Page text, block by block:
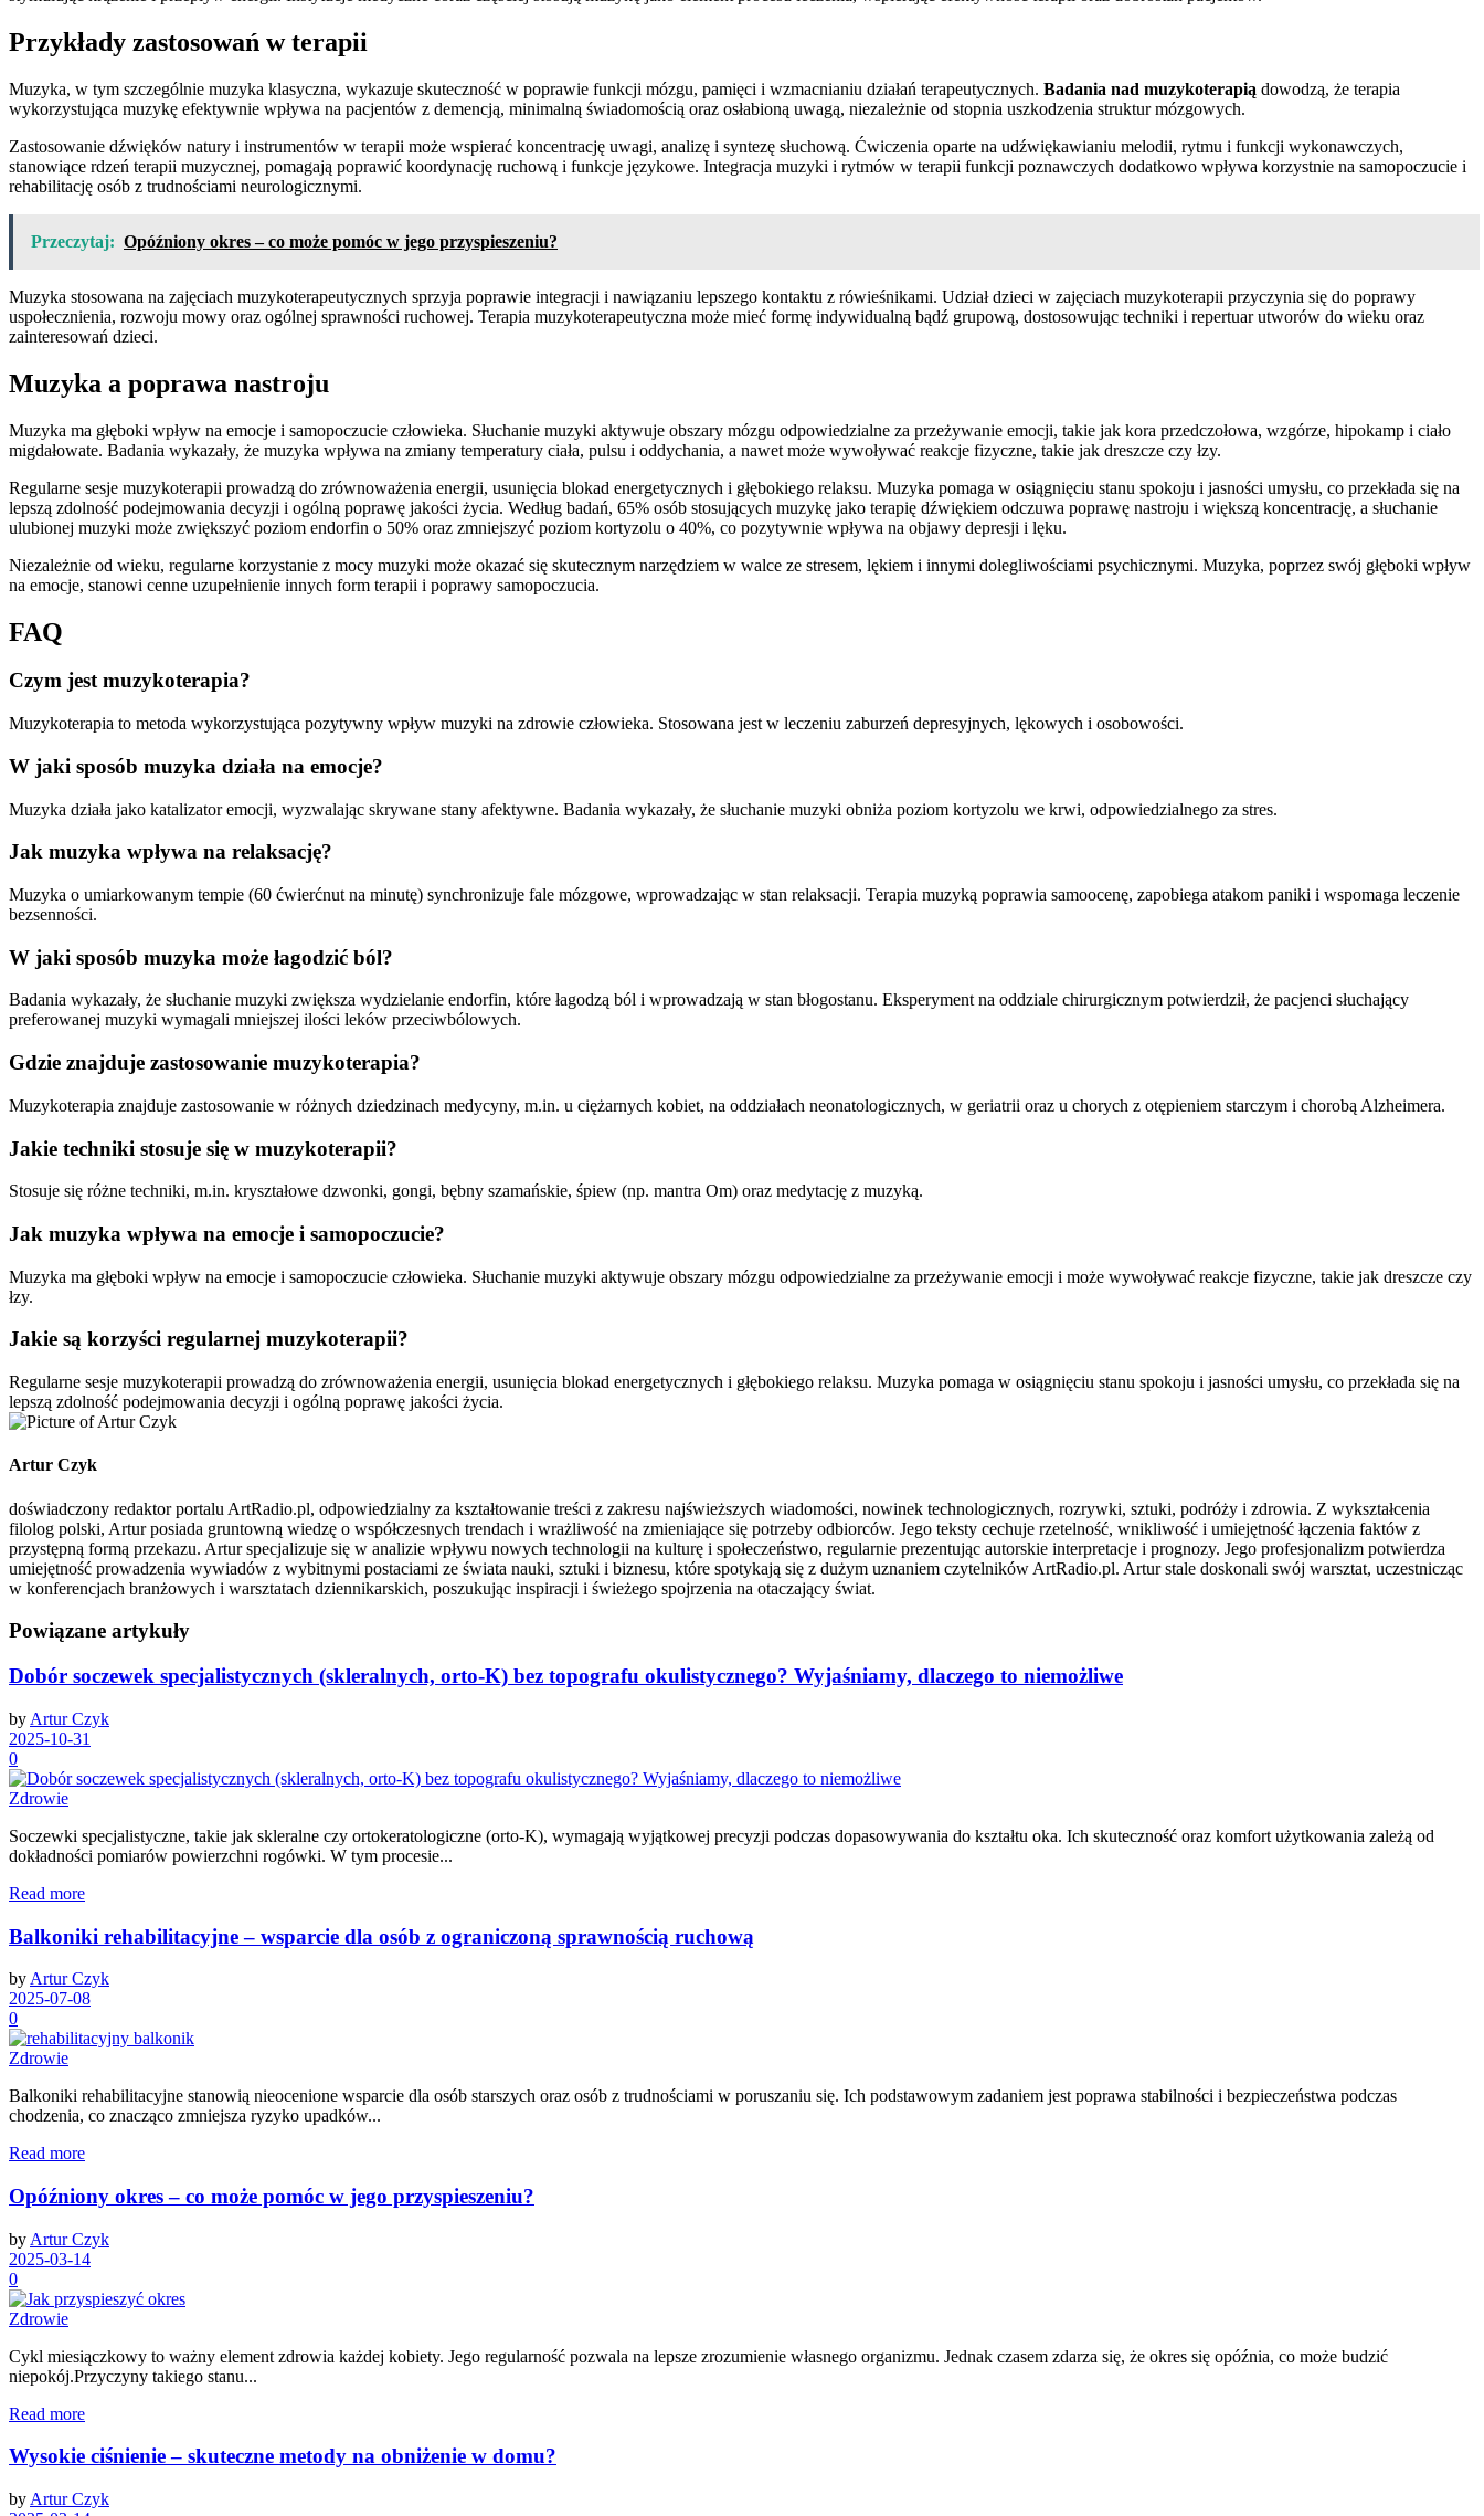
Przykłady zastosowań w terapii
Muzyka, w tym szczególnie muzyka klasyczna, wykazuje skuteczność w poprawie funkcji mózgu, pamięci i wzmacnianiu działań terapeutycznych. Badania nad muzykoterapią dowodzą, że terapia
wykorzystująca muzykę efektywnie wpływa na pacjentów z demencją, minimalną świadomością oraz osłabioną uwagą, niezależnie od stopnia uszkodzenia struktur mózgowych.
Zastosowanie dźwięków natury i instrumentów w terapii może wspierać koncentrację uwagi, analizę i syntezę słuchową. Ćwiczenia oparte na udźwiękawianiu melodii, rytmu i funkcji wykonawczych,
stanowiące rdzeń terapii muzycznej, pomagają poprawić koordynację ruchową i funkcje językowe. Integracja muzyki i rytmów w terapii funkcji poznawczych dodatkowo wpływa korzystnie na samopoczucie i
rehabilitację osób z trudnościami neurologicznymi.
Przeczytaj: Opóźniony okres – co może pomóc w jego przyspieszeniu?
Muzyka stosowana na zajęciach muzykoterapeutycznych sprzyja poprawie integracji i nawiązaniu lepszego kontaktu z rówieśnikami. Udział dzieci w zajęciach muzykoterapii przyczynia się do poprawy
uspołecznienia, rozwoju mowy oraz ogólnej sprawności ruchowej. Terapia muzykoterapeutyczna może mieć formę indywidualną bądź grupową, dostosowując techniki i repertuar utworów do wieku oraz
zainteresowań dzieci.
Muzyka a poprawa nastroju
Muzyka ma głęboki wpływ na emocje i samopoczucie człowieka. Słuchanie muzyki aktywuje obszary mózgu odpowiedzialne za przeżywanie emocji, takie jak kora przedczołowa, wzgórze, hipokamp i ciało
migdałowate. Badania wykazały, że muzyka wpływa na zmiany temperatury ciała, pulsu i oddychania, a nawet może wywoływać reakcje fizyczne, takie jak dreszcze czy łzy.
Regularne sesje muzykoterapii prowadzą do zrównoważenia energii, usunięcia blokad energetycznych i głębokiego relaksu. Muzyka pomaga w osiągnięciu stanu spokoju i jasności umysłu, co przekłada się na
lepszą zdolność podejmowania decyzji i ogólną poprawę jakości życia. Według badań, 65% osób stosujących muzykę jako terapię dźwiękiem odczuwa poprawę nastroju i większą koncentrację, a słuchanie
ulubionej muzyki może zwiększyć poziom endorfin o 50% oraz zmniejszyć poziom kortyzolu o 40%, co pozytywnie wpływa na objawy depresji i lęku.
Niezależnie od wieku, regularne korzystanie z mocy muzyki może okazać się skutecznym narzędziem w walce ze stresem, lękiem i innymi dolegliwościami psychicznymi. Muzyka, poprzez swój głęboki wpływ
na emocje, stanowi cenne uzupełnienie innych form terapii i poprawy samopoczucia.
FAQ
Czym jest muzykoterapia?
Muzykoterapia to metoda wykorzystująca pozytywny wpływ muzyki na zdrowie człowieka. Stosowana jest w leczeniu zaburzeń depresyjnych, lękowych i osobowości.
W jaki sposób muzyka działa na emocje?
Muzyka działa jako katalizator emocji, wyzwalając skrywane stany afektywne. Badania wykazały, że słuchanie muzyki obniża poziom kortyzolu we krwi, odpowiedzialnego za stres.
Jak muzyka wpływa na relaksację?
Muzyka o umiarkowanym tempie (60 ćwierćnut na minutę) synchronizuje fale mózgowe, wprowadzając w stan relaksacji. Terapia muzyką poprawia samoocenę, zapobiega atakom paniki i wspomaga leczenie
bezsenności.
W jaki sposób muzyka może łagodzić ból?
Badania wykazały, że słuchanie muzyki zwiększa wydzielanie endorfin, które łagodzą ból i wprowadzają w stan błogostanu. Eksperyment na oddziale chirurgicznym potwierdził, że pacjenci słuchający
preferowanej muzyki wymagali mniejszej ilości leków przeciwbólowych.
Gdzie znajduje zastosowanie muzykoterapia?
Muzykoterapia znajduje zastosowanie w różnych dziedzinach medycyny, m.in. u ciężarnych kobiet, na oddziałach neonatologicznych, w geriatrii oraz u chorych z otępieniem starczym i chorobą Alzheimera.
Jakie techniki stosuje się w muzykoterapii?
Stosuje się różne techniki, m.in. kryształowe dzwonki, gongi, bębny szamańskie, śpiew (np. mantra Om) oraz medytację z muzyką.
Jak muzyka wpływa na emocje i samopoczucie?
Muzyka ma głęboki wpływ na emocje i samopoczucie człowieka. Słuchanie muzyki aktywuje obszary mózgu odpowiedzialne za przeżywanie emocji i może wywoływać reakcje fizyczne, takie jak dreszcze czy
łzy.
Jakie są korzyści regularnej muzykoterapii?
Regularne sesje muzykoterapii prowadzą do zrównoważenia energii, usunięcia blokad energetycznych i głębokiego relaksu. Muzyka pomaga w osiągnięciu stanu spokoju i jasności umysłu, co przekłada się na
lepszą zdolność podejmowania decyzji i ogólną poprawę jakości życia.
Artur Czyk
doświadczony redaktor portalu ArtRadio.pl, odpowiedzialny za kształtowanie treści z zakresu najświeższych wiadomości, nowinek technologicznych, rozrywki, sztuki, podróży i zdrowia. Z wykształcenia
filolog polski, Artur posiada gruntowną wiedzę o współczesnych trendach i wrażliwość na zmieniające się potrzeby odbiorców. Jego teksty cechuje rzetelność, wnikliwość i umiejętność łączenia faktów z
przystępną formą przekazu. Artur specjalizuje się w analizie wpływu nowych technologii na kulturę i społeczeństwo, regularnie prezentując autorskie interpretacje i prognozy. Jego profesjonalizm potwierdza
umiejętność prowadzenia wywiadów z wybitnymi postaciami ze świata nauki, sztuki i biznesu, które spotykają się z dużym uznaniem czytelników ArtRadio.pl. Artur stale doskonali swój warsztat, uczestnicząc
w konferencjach branżowych i warsztatach dziennikarskich, poszukując inspiracji i świeżego spojrzenia na otaczający świat.
Powiązane artykuły
Dobór soczewek specjalistycznych (skleralnych, orto-K) bez topografu okulistycznego? Wyjaśniamy, dlaczego to niemożliwe
by Artur Czyk
2025-10-31
0
Zdrowie
Soczewki specjalistyczne, takie jak skleralne czy ortokeratologiczne (orto-K), wymagają wyjątkowej precyzji podczas dopasowywania do kształtu oka. Ich skuteczność oraz komfort użytkowania zależą od
dokładności pomiarów powierzchni rogówki. W tym procesie...
Read more
Balkoniki rehabilitacyjne – wsparcie dla osób z ograniczoną sprawnością ruchową
by Artur Czyk
2025-07-08
0
Zdrowie
Balkoniki rehabilitacyjne stanowią nieocenione wsparcie dla osób starszych oraz osób z trudnościami w poruszaniu się. Ich podstawowym zadaniem jest poprawa stabilności i bezpieczeństwa podczas
chodzenia, co znacząco zmniejsza ryzyko upadków...
Read more
Opóźniony okres – co może pomóc w jego przyspieszeniu?
by Artur Czyk
2025-03-14
0
Zdrowie
Cykl miesiączkowy to ważny element zdrowia każdej kobiety. Jego regularność pozwala na lepsze zrozumienie własnego organizmu. Jednak czasem zdarza się, że okres się opóźnia, co może budzić
niepokój.Przyczyny takiego stanu...
Read more
Wysokie ciśnienie – skuteczne metody na obniżenie w domu?
by Artur Czyk